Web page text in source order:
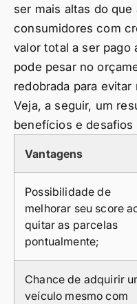
ser mais altas do que
consumidores com
valor total a ser pago
pode pesar no
redobrada para evitar
Veja, a seguir, um
benefícios e desafios
Vantagens
Possibilidade de
melhorar seu score
quitar as parcelas
pontualmente;
Chance de adquirir
veículo mesmo com